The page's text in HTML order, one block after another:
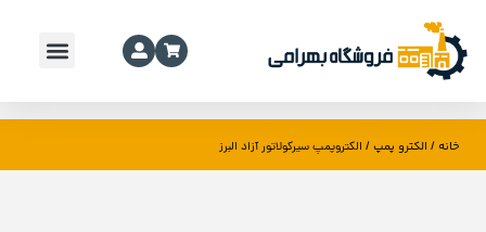
خانه / الکترو پمپ/ الکتروپمپ سیرکولاتور آزاد البرز